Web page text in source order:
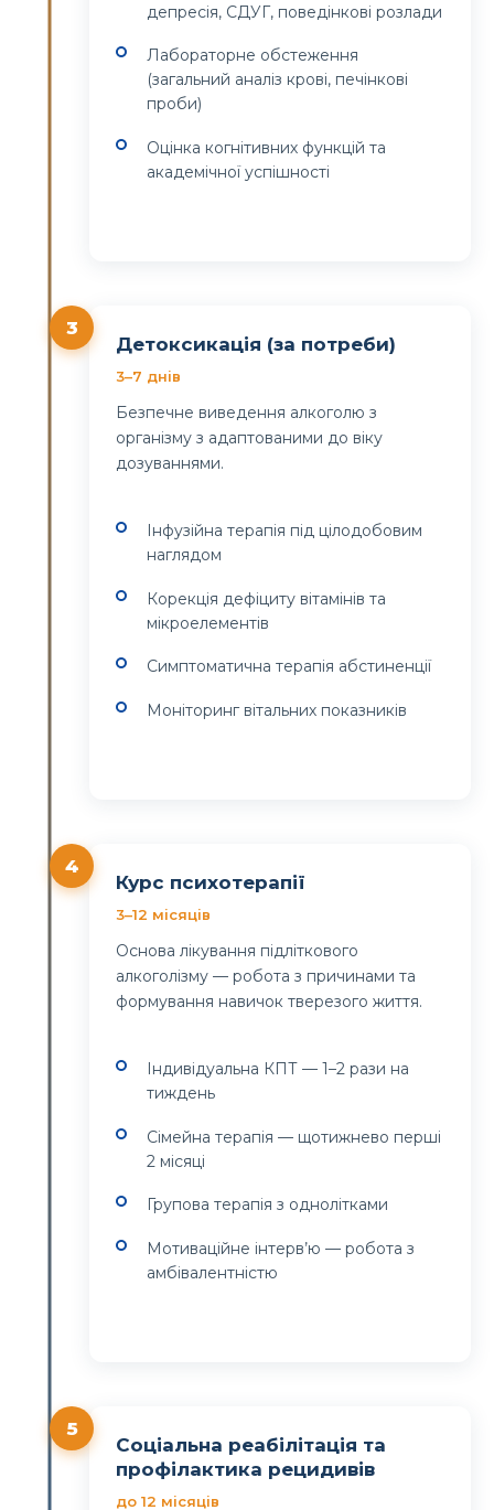
депресія, СДУГ, поведінкові розлади
Лабораторне обстеження
(загальний аналіз крові, печінкові
проби)
Оцінка когнітивних функцій та
академічної успішності
3
Детоксикація (за потреби)
3–7 днів
Безпечне виведення алкоголю з
організму з адаптованими до віку
дозуваннями.
Інфузійна терапія під цілодобовим
наглядом
Корекція дефіциту вітамінів та
мікроелементів
Симптоматична терапія абстиненції
Моніторинг вітальних показників
4
Курс психотерапії
3–12 місяців
Основа лікування підліткового
алкоголізму — робота з причинами та
формування навичок тверезого життя.
Індивідуальна КПТ — 1–2 рази на
тиждень
Сімейна терапія — щотижнево перші
2 місяці
Групова терапія з однолітками
Мотиваційне інтерв’ю — робота з
амбівалентністю
5
Соціальна реабілітація та
профілактика рецидивів
до 12 місяців